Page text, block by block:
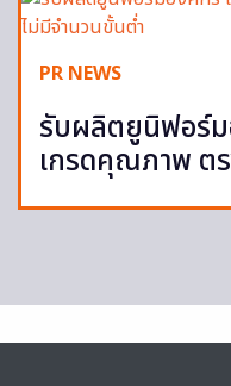
PR NEWS
รับผลิตยูนิฟอร์ม
เกรดคุณภาพ ต